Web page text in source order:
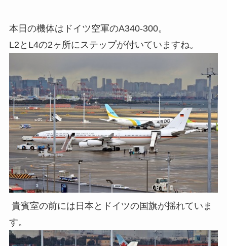
本日の機体はドイツ空軍のA340-300。
L2とL4の2ヶ所にステップが付いていますね。
貴賓室の前には日本とドイツの国旗が揺れていま
す。